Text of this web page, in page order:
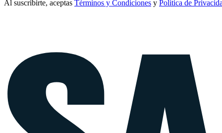
Al suscribirte, aceptas Términos y Condiciones y Política de